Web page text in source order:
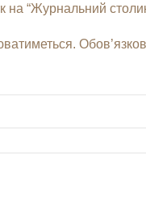
на “Журнальний